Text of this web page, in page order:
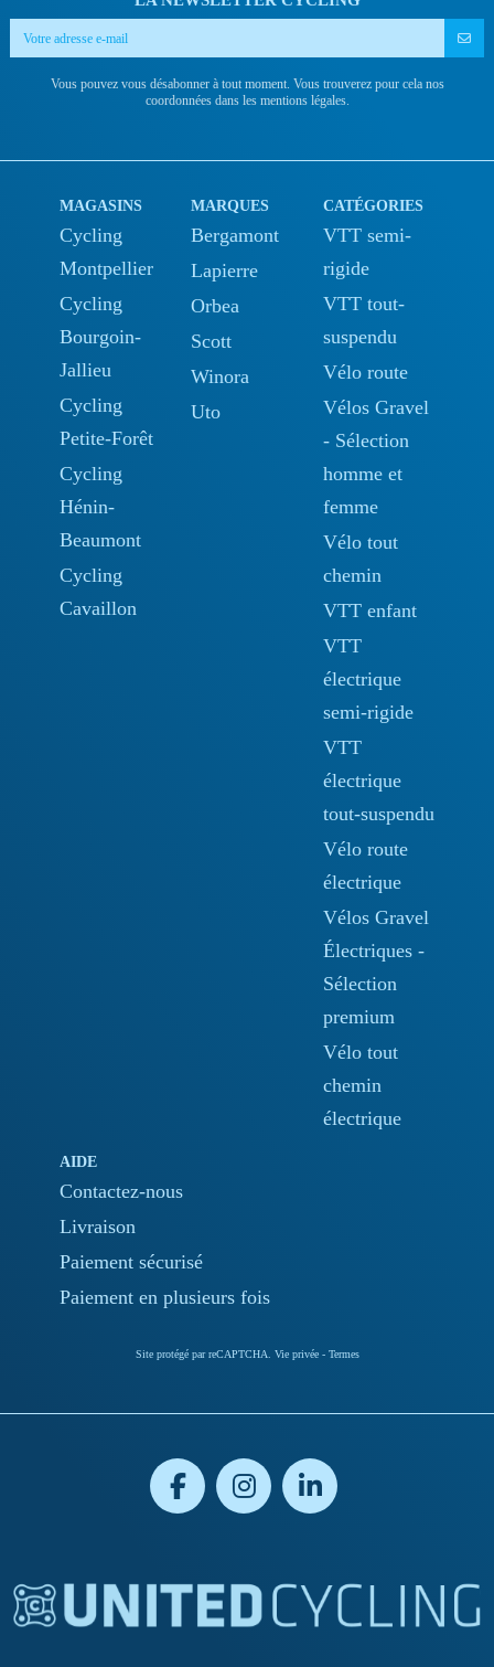
Vous pouvez vous désabonner à tout moment. Vous trouverez pour cela nos
coordonnées dans les mentions légales.
MAGASINS
Cycling
Montpellier
Cycling
Bourgoin-
Jallieu
Cycling
Petite-Forêt
Cycling
Hénin-
Beaumont
Cycling
Cavaillon
MARQUES
Bergamont
Lapierre
Orbea
Scott
Winora
Uto
CATÉGORIES
VTT semi-
rigide
VTT tout-
suspendu
Vélo route
Vélos Gravel
- Sélection
homme et
femme
Vélo tout
chemin
VTT enfant
VTT
électrique
semi-rigide
VTT
électrique
tout-suspendu
Vélo route
électrique
Vélos Gravel
Électriques -
Sélection
premium
Vélo tout
chemin
électrique
AIDE
Contactez-nous
Livraison
Paiement sécurisé
Paiement en plusieurs fois
Site protégé par reCAPTCHA. Vie privée- Termes